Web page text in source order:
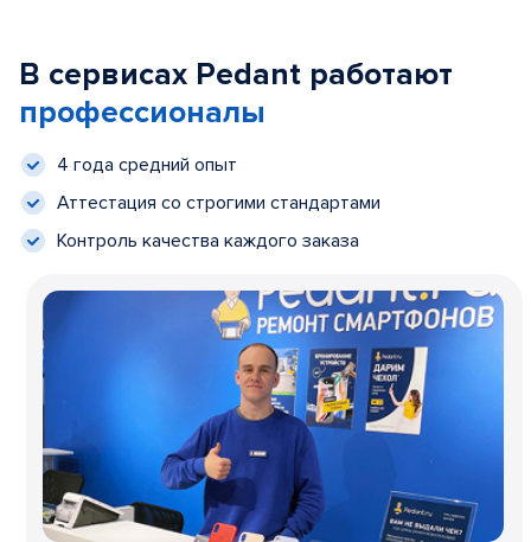
В сервисах Pedant работают
профессионалы
4 года средний опыт
Аттестация со строгими стандартами
Контроль качества каждого заказа